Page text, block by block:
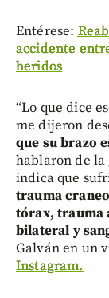
Entérese:
accidente
heridos
“Lo que dice
me dijeron
que su brazo
hablaron de
indica que
trauma
tórax, trauma
bilateral y
Galván en un
Instagram.